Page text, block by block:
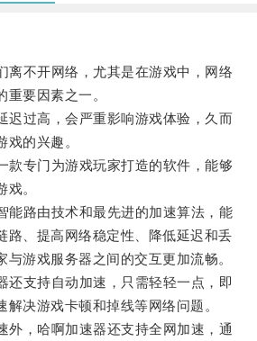
不开网络，尤其是在游戏中，网络
要因素之一。
过高，会严重影响游戏体验，久而
戏的兴趣。
专门为游戏玩家打造的软件，能够
。
路由技术和最先进的加速算法，能
路、提高网络稳定性、降低延迟和丢
与游戏服务器之间的交互更加流畅。
支持自动加速，只需轻轻一点，即
解决游戏卡顿和掉线等网络问题。
，哈啊加速器还支持全网加速，通